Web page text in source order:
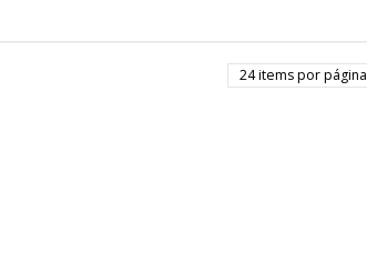
24 items por página